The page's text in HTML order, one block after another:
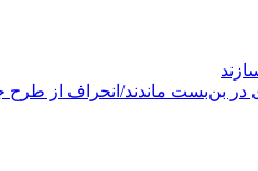
انحراف از طرح جامع ۱۳۸۶ به کشور